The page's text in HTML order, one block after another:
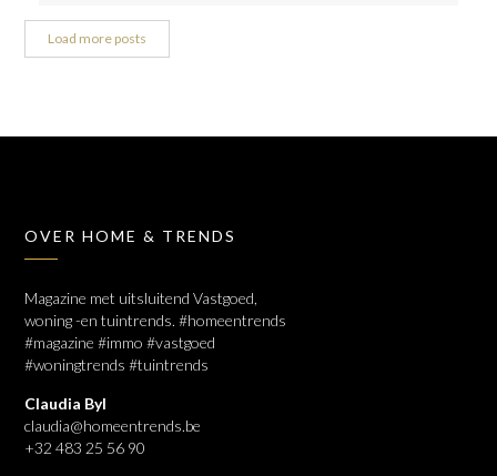
Load more posts
OVER HOME & TRENDS
Magazine met uitsluitend Vastgoed,
woning -en tuintrends. #homeentrends
#magazine #immo #vastgoed
#woningtrends #tuintrends
Claudia Byl
claudia@homeentrends.be
+32 483 25 56 90